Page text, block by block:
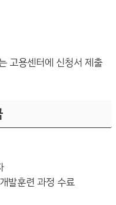
고용센터에 신청서 제출
발훈련 과정 수료